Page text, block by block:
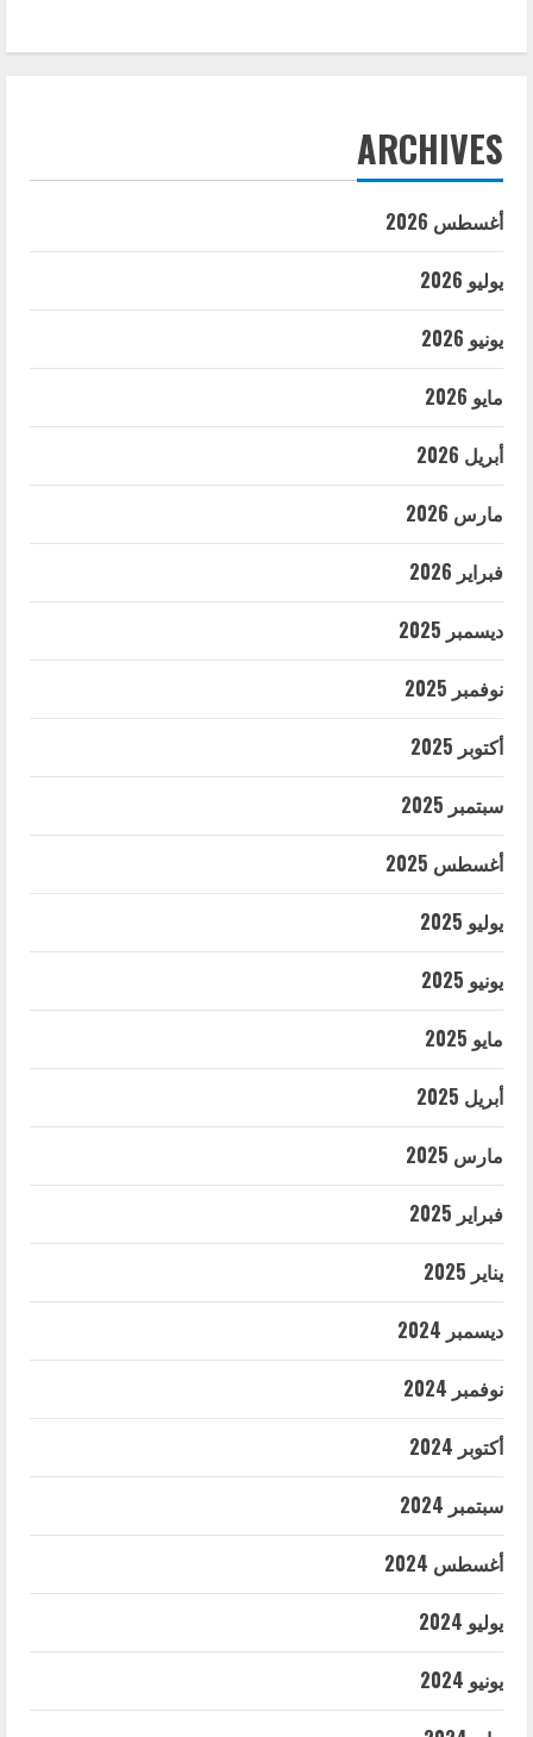
ARCHIVES
أغسطس 2026
يوليو 2026
يونيو 2026
مايو 2026
أبريل 2026
مارس 2026
فبراير 2026
ديسمبر 2025
نوفمبر 2025
أكتوبر 2025
سبتمبر 2025
أغسطس 2025
يوليو 2025
يونيو 2025
مايو 2025
أبريل 2025
مارس 2025
فبراير 2025
يناير 2025
ديسمبر 2024
نوفمبر 2024
أكتوبر 2024
سبتمبر 2024
أغسطس 2024
يوليو 2024
يونيو 2024